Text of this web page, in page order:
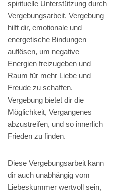
spirituelle Unterstützung durch
Vergebungsarbeit. Vergebung
hilft dir, emotionale und
energetische Bindungen
auflösen, um negative
Energien freizugeben und
Raum für mehr Liebe und
Freude zu schaffen.
Vergebung bietet dir die
Möglichkeit, Vergangenes
abzustreifen, und so innerlich
Frieden zu finden.
Diese Vergebungsarbeit kann
dir auch unabhängig vom
Liebeskummer wertvoll sein,